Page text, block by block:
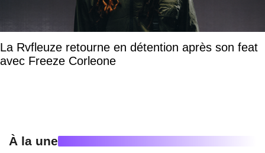
La Rvfleuze retourne en détention après son feat
avec Freeze Corleone
À la une